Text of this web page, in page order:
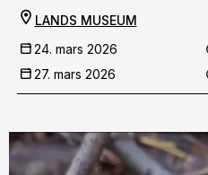
LANDS MUSEUM
24. mars 2026
27. mars 2026